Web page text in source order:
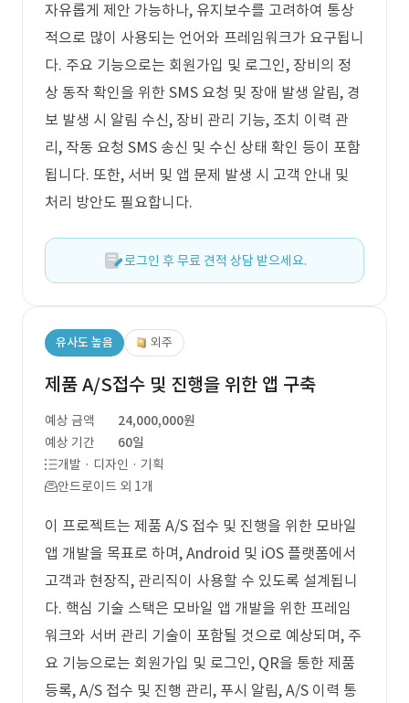
자유롭게 제안 가능하나, 유지보수를 고려하여 통상
적으로 많이 사용되는 언어와 프레임워크가 요구됩니
다. 주요 기능으로는 회원가입 및 로그인, 장비의 정
상 동작 확인을 위한 SMS 요청 및 장애 발생 알림, 경
보 발생 시 알림 수신, 장비 관리 기능, 조치 이력 관
리, 작동 요청 SMS 송신 및 수신 상태 확인 등이 포함
됩니다. 또한, 서버 및 앱 문제 발생 시 고객 안내 및
처리 방안도 필요합니다.
로그인 후 무료 견적 상담 받으세요.
유사도 높음 외주
제품 A/S접수 및 진행을 위한 앱 구축
예상 금액
24,000,000원
예상 기간
60일
개발 · 디자인 · 기획
안드로이드 외 1개
이 프로젝트는 제품 A/S 접수 및 진행을 위한 모바일
앱 개발을 목표로 하며, Android 및 iOS 플랫폼에서
고객과 현장직, 관리직이 사용할 수 있도록 설계됩니
다. 핵심 기술 스택은 모바일 앱 개발을 위한 프레임
워크와 서버 관리 기술이 포함될 것으로 예상되며, 주
요 기능으로는 회원가입 및 로그인, QR을 통한 제품
등록, A/S 접수 및 진행 관리, 푸시 알림, A/S 이력 통